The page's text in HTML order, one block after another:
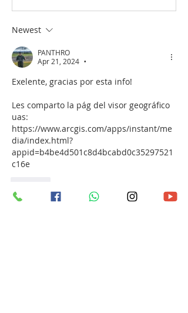
Newest
PANTHRO
Apr 21, 2024
•
Exelente, gracias por esta info!
Les comparto la pág del visor geográfico
uas:
https://www.arcgis.com/apps/instant/me
dia/index.html?
appid=b4be4d501c8d4bcabd0c35297521
c16e